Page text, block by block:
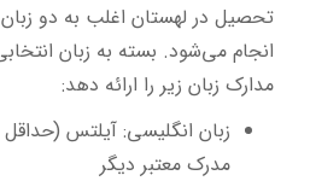
تحصیل در لهستان اغلب به دو
انجام می‌شود. بسته به زبان
مدارک زبان زیر را ارائه دهد:
مدرک معتبر دیگر